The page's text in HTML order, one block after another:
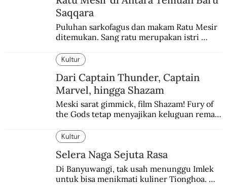
Saqqara
Puluhan sarkofagus dan makam Ratu Mesir
ditemukan. Sang ratu merupakan istri
sebelumnya keberadaannya tak pernah
diketahui.
Kultur
Dari Captain Thunder, Captain
Marvel, hingga Shazam
Meski sarat gimmick, film Shazam! Fury of
the Gods tetap menyajikan keluguan remaja
Yunani.
Kultur
Selera Naga Sejuta Rasa
Di Banyuwangi, tak usah menunggu Imlek
untuk bisa menikmati kuliner Tionghoa.